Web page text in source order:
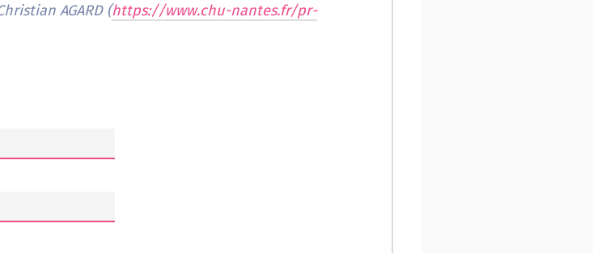
Je vous recommande cette page : Pr Christian AGARD (https://www.chu-nantes.fr/pr-